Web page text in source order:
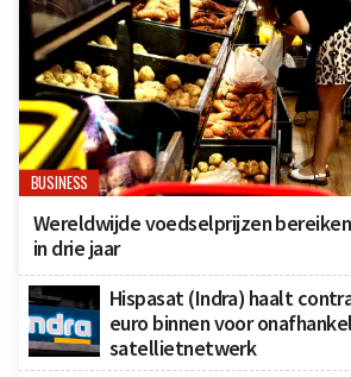
BUSINESS
Wereldwijde voedselprijzen
in drie jaar
Hispasat (Indra) haalt
euro binnen voor
satellietnetwerk